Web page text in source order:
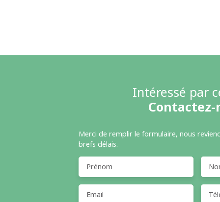
Intéressé par
Contactez-
Merci de remplir le formulaire, nous
brefs délais.
Prénom
Email